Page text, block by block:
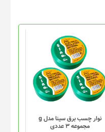
نوار چسب برق سینا مدل g
مجموعه 3 عددی